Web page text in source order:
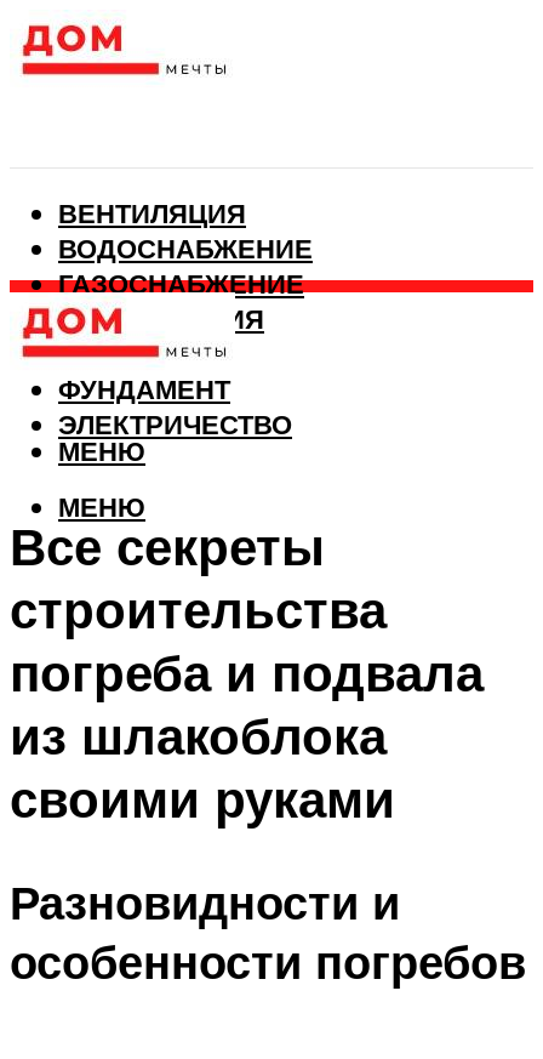
ВЕНТИЛЯЦИЯ
ВОДОСНАБЖЕНИЕ
ГАЗОСНАБЖЕНИЕ
КАНАЛИЗАЦИЯ
ОТОПЛЕНИЕ
ФУНДАМЕНТ
ЭЛЕКТРИЧЕСТВО
МЕНЮ
МЕНЮ
Все секреты
строительства
погреба и подвала
из шлакоблока
своими руками
Разновидности и
особенности погребов